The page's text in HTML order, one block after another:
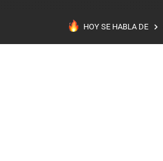
HOY SE HABLA DE